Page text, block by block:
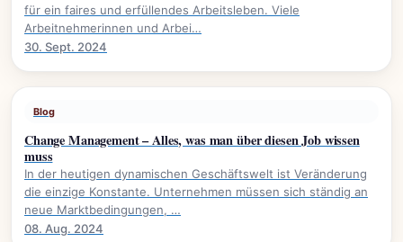
für ein faires und erfüllendes Arbeitsleben. Viele
Arbeitnehmerinnen und Arbei…
30. Sept. 2024
Blog
Change Management – Alles, was man über diesen Job wissen
muss
In der heutigen dynamischen Geschäftswelt ist Veränderung
die einzige Konstante. Unternehmen müssen sich ständig an
neue Marktbedingungen, …
08. Aug. 2024